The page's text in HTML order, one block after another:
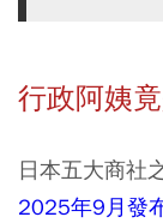
行政阿姨
日本五大商社
2025年9月發